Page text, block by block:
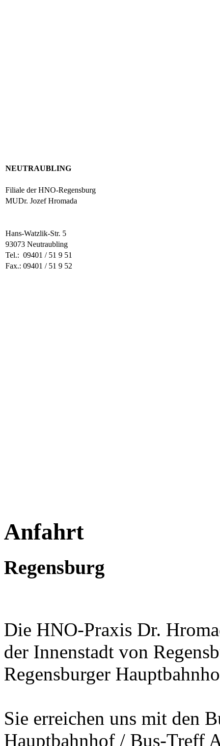
NEUTRAUBLING
Filiale der HNO-Regensburg
MUDr. Jozef Hromada
Hans-Watzlik-Str. 5
93073 Neutraubling
Tel.: 09401 / 51 9 51
Fax.: 09401 / 51 9 52
Anfahrt
Regensburg
Die HNO-Praxis Dr.
der Innenstadt von
Regensburger
Sie erreichen uns mit den
Hauptbahnhof / Bus-Treff